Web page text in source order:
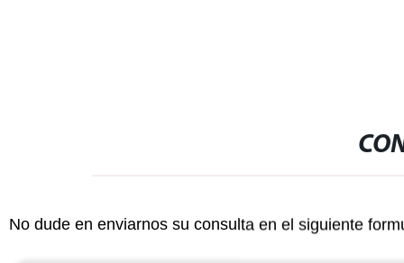
No dude en enviarnos su consulta en el siguiente